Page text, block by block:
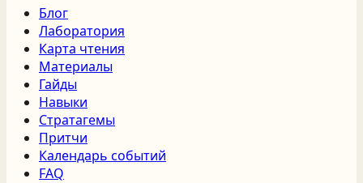
Блог
Лаборатория
Карта чтения
Материалы
Гайды
Навыки
Стратагемы
Притчи
Календарь событий
FAQ